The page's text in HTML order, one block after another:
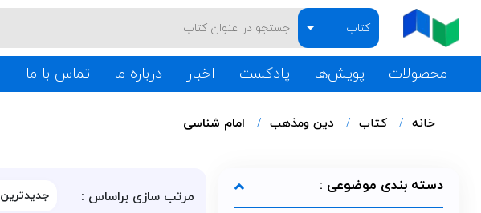
کتاب
محصولات پویش‌ها پادکست اخبار درباره ما تماس با ما
خانه کتاب دین ومذهب امام شناسی
دسته بندی موضوعی :
مرتب سازی براساس : جدیدترین